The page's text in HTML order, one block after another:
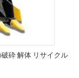
砕 解体 リサイクル